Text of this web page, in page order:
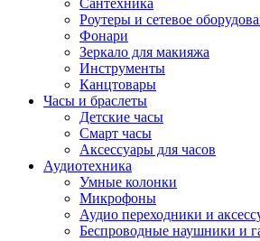
Сантехника
Роутеры и сетевое
Фонари
Зеркало для макияжа
Инструменты
Канцтовары
Часы и браслеты
Детские часы
Смарт часы
Аксессуары для часов
Аудиотехника
Умные колонки
Микрофоны
Аудио переходники и
Беспроводные наушники и